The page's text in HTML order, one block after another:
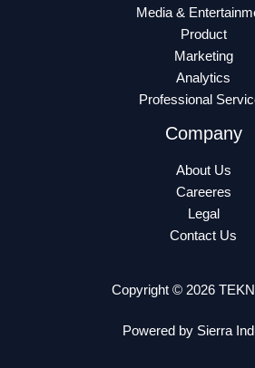
Media &
Product
Marketing
Analytics
Professional
Company
About Us
Careeres
Legal
Contact Us
Copyright © 2026
Powered by Sierra